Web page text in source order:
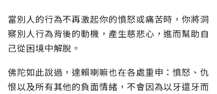
當別人的行為不再激起你的憤怒或痛苦時，你將洞
察別人行為背後的動機，產生慈悲心，進而幫助自
己從困境中解脫。
佛陀如此說過，達賴喇嘛也在各處重申：憤怒、仇
恨以及所有其他的負面情緒，不會因為以牙還牙而